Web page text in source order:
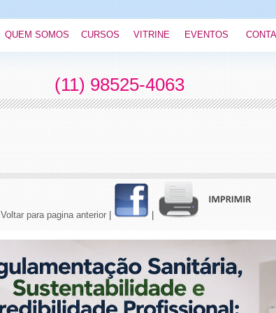
QUEM SOMOS CURSOS VITRINE EVENTOS
(11) 98525-4063
Voltar para pagina anterior|